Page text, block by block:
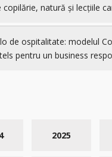
copilărie, natură și lecțiile
de ospitalitate: modelul
pentru un business
2025